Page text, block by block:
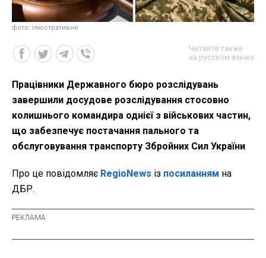
фото: ілюстративне
Читайте также
на русском языке
Працівники Державного бюро розслідувань
завершили досудове розслідування стосовно
колишнього командира однієї з військових частин,
що забезпечує постачання пального та
обслуговування транспорту Збройних Сил України
Про це повідомляє RegioNews із посиланням на
ДБР.